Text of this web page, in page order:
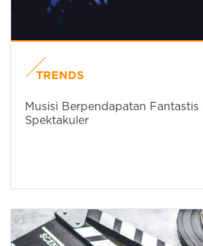
TRENDS
Musisi Berpendapatan Fantastis
Spektakuler